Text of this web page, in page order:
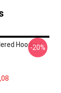
Hoodie /
-20%